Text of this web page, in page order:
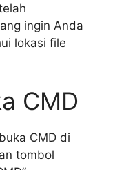
ingin Anda
lokasi file
CMD
CMD di
tombol